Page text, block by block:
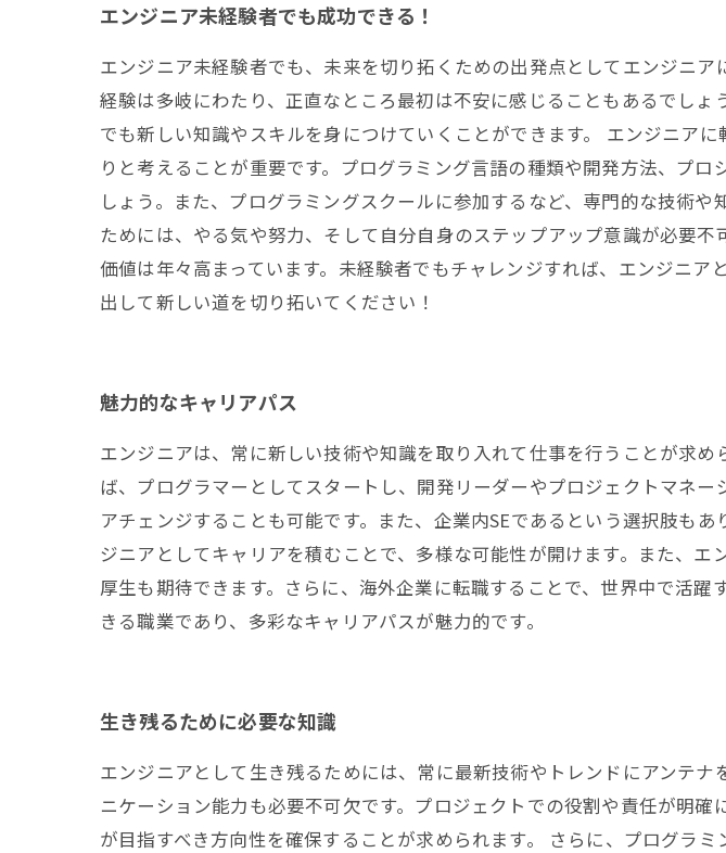
エンジニア未経験者でも成功できる！
エンジニア未経験者でも、未来を切り拓くための出発点としてエンジニ
経験は多岐にわたり、正直なところ最初は不安に感じることもあるでし
でも新しい知識やスキルを身につけていくことができます。 エンジニア
りと考えることが重要です。プログラミング言語の種類や開発方法、プ
しょう。また、プログラミングスクールに参加するなど、専門的な技術
ためには、やる気や努力、そして自分自身のステップアップ意識が必要
価値は年々高まっています。未経験者でもチャレンジすれば、エンジニ
出して新しい道を切り拓いてください！
魅力的なキャリアパス
エンジニアは、常に新しい技術や知識を取り入れて仕事を行うことが求
ば、プログラマーとしてスタートし、開発リーダーやプロジェクトマネ
アチェンジすることも可能です。また、企業内SEであるという選択肢も
ジニアとしてキャリアを積むことで、多様な可能性が開けます。また、
厚生も期待できます。さらに、海外企業に転職することで、世界中で活
きる職業であり、多彩なキャリアパスが魅力的です。
生き残るために必要な知識
エンジニアとして生き残るためには、常に最新技術やトレンドにアンテ
ニケーション能力も必要不可欠です。プロジェクトでの役割や責任が明
が目指すべき方向性を確保することが求められます。 さらに、プログラ